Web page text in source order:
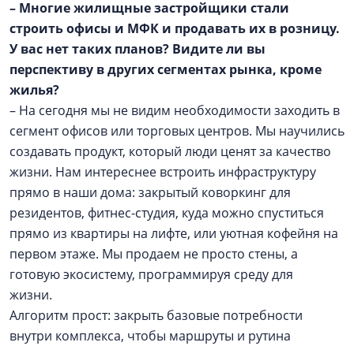
– Многие жилищные застройщики стали
строить офисы и МФК и продавать их в розницу.
У вас нет таких планов? Видите ли вы
перспективу в других сегментах рынка, кроме
жилья?
– На сегодня мы не видим необходимости заходить в
сегмент офисов или торговых центров. Мы научились
создавать продукт, который люди ценят за качество
жизни. Нам интереснее встроить инфраструктуру
прямо в наши дома: закрытый коворкинг для
резидентов, фитнес-студия, куда можно спуститься
прямо из квартиры на лифте, или уютная кофейня на
первом этаже. Мы продаем не просто стены, а
готовую экосистему, программируя среду для
жизни.
Алгоритм прост: закрыть базовые потребности
внутри комплекса, чтобы маршруты и рутина